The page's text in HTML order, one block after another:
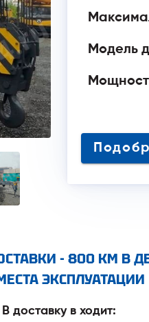
Модель
- 800 КМ В
ЭКСПЛУАТАЦИИ
В доставку в ходит: